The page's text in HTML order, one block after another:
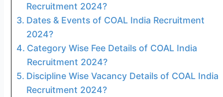
Recruitment 2024?
Dates & Events of COAL India Recruitment
2024?
Category Wise Fee Details of COAL India
Recruitment 2024?
Discipline Wise Vacancy Details of COAL India
Recruitment 2024?